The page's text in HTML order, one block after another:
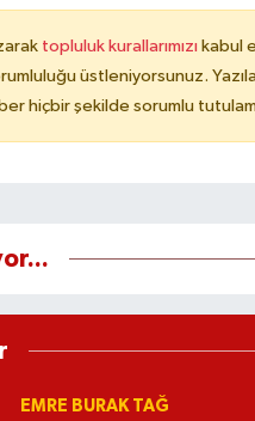
topluluk kurallarımızı kabul
üstleniyorsunuz.
hiçbir şekilde sorumlu
EMRE BURAK TAĞ